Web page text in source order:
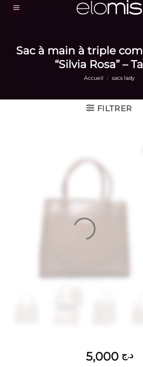
Passer
Sac à main à triple
“Silvia Rosa” –
Accueil / sacs lady
FILTRER
د.ج 5,000